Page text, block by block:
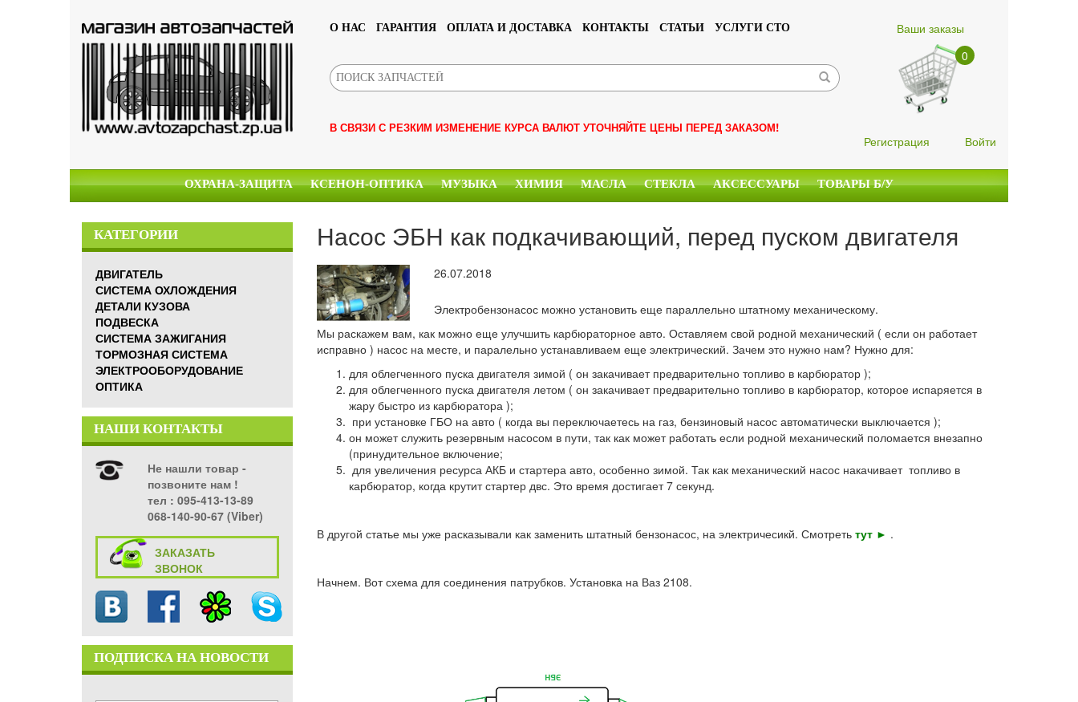
О НАС ГАРАНТИЯ ОПЛАТА И ДОСТАВКА КОНТАКТЫ СТАТЬИ УСЛУГИ СТО
В СВЯЗИ С РЕЗКИМ ИЗМЕНЕНИЕ КУРСА ВАЛЮТ УТОЧНЯЙТЕ ЦЕНЫ ПЕРЕД ЗАКАЗОМ!
Ваши заказы
0
Регистрация Войти
ОХРАНА-ЗАЩИТА КСЕНОН-ОПТИКА МУЗЫКА ХИМИЯ МАСЛА СТЕКЛА АКСЕССУАРЫ ТОВАРЫ Б/У
КАТЕГОРИИ
ДВИГАТЕЛЬ
СИСТЕМА ОХЛОЖДЕНИЯ
ДЕТАЛИ КУЗОВА
ПОДВЕСКА
СИСТЕМА ЗАЖИГАНИЯ
ТОРМОЗНАЯ СИСТЕМА
ЭЛЕКТРООБОРУДОВАНИЕ
ОПТИКА
НАШИ КОНТАКТЫ
Не нашли товар -
позвоните нам !
тел ‎: 095-413-13-89
068-140-90-67 (Viber)
ЗАКАЗАТЬ
ЗВОНОК
ПОДПИСКА НА НОВОСТИ
Насос ЭБН как подкачивающий, перед пуском двигателя
26.07.2018
Электробензонасос можно установить еще параллельно штатному механическому.
Мы раскажем вам, как можно еще улучшить карбюраторное авто. Оставляем свой родной механический ( если он работает
исправно ) насос на месте, и паралельно устанавливаем еще электрический. Зачем это нужно нам? Нужно для:
для облегченного пуска двигателя зимой ( он закачивает предварительно топливо в карбюратор );
для облегченного пуска двигателя летом ( он закачивает предварительно топливо в карбюратор, которое испаряется в
жару быстро из карбюратора );
при установке ГБО на авто ( когда вы переключаетесь на газ, бензиновый насос автоматически выключается );
он может служить резервным насосом в пути, так как может работать если родной механический поломается внезапно
(принудительное включение;
для увеличения ресурса АКБ и стартера авто, особенно зимой. Так как механический насос накачивает топливо в
карбюратор, когда крутит стартер двс. Это время достигает 7 секунд.
В другой статье мы уже расказывали как заменить штатный бензонасос, на электричесикй. Смотреть тут ► .
Начнем. Вот схема для соединения патрубков. Установка на Ваз 2108.